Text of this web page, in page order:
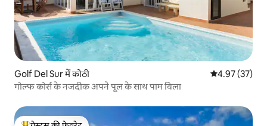
Golf Del Sur में कोठी औसत रेटिंग 5 में
4.97 (37)
गोल्फ कोर्स के नजदीक अपने पूल के साथ पाम विला